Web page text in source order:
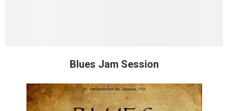
Blues Jam Session